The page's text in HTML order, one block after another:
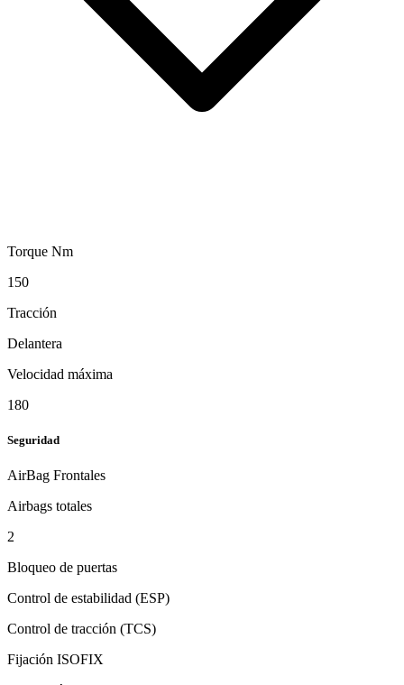
Torque Nm
150
Tracción
Delantera
Velocidad máxima
180
Seguridad
AirBag Frontales
Airbags totales
2
Bloqueo de puertas
Control de estabilidad (ESP)
Control de tracción (TCS)
Fijación ISOFIX